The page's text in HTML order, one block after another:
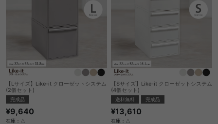
【Lサイズ】Like-it クローゼットシステム
(2個セット)
完成品
¥9,640
在庫：△
【Sサイズ】Like-it クローゼットシステム
(4個セット)
送料無料 完成品
¥13,610
在庫：△